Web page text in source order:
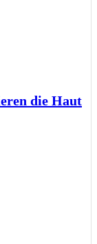
die Haut